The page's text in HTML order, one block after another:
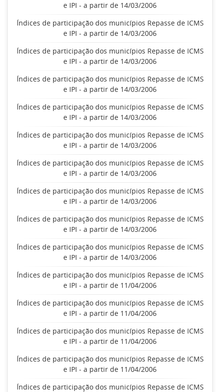
e IPI - a partir de 14/03/2006
Índices de participação dos municípios Repasse de ICMS
e IPI - a partir de 14/03/2006
Índices de participação dos municípios Repasse de ICMS
e IPI - a partir de 14/03/2006
Índices de participação dos municípios Repasse de ICMS
e IPI - a partir de 14/03/2006
Índices de participação dos municípios Repasse de ICMS
e IPI - a partir de 14/03/2006
Índices de participação dos municípios Repasse de ICMS
e IPI - a partir de 14/03/2006
Índices de participação dos municípios Repasse de ICMS
e IPI - a partir de 14/03/2006
Índices de participação dos municípios Repasse de ICMS
e IPI - a partir de 14/03/2006
Índices de participação dos municípios Repasse de ICMS
e IPI - a partir de 14/03/2006
Índices de participação dos municípios Repasse de ICMS
e IPI - a partir de 14/03/2006
Índices de participação dos municípios Repasse de ICMS
e IPI - a partir de 11/04/2006
Índices de participação dos municípios Repasse de ICMS
e IPI - a partir de 11/04/2006
Índices de participação dos municípios Repasse de ICMS
e IPI - a partir de 11/04/2006
Índices de participação dos municípios Repasse de ICMS
e IPI - a partir de 11/04/2006
Índices de participação dos municípios Repasse de ICMS